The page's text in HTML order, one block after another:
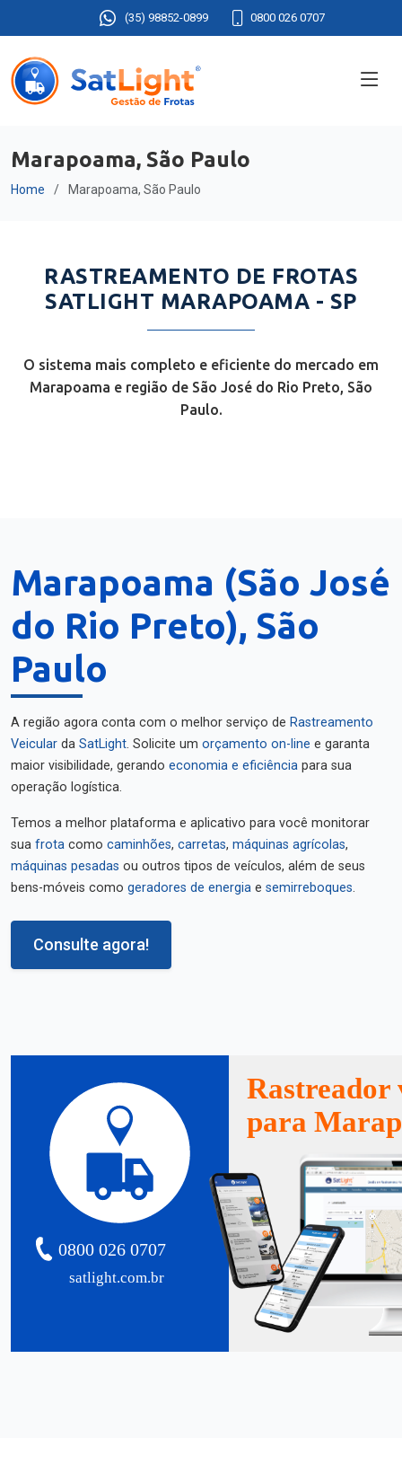
(35) 98852-0899 0800 026 0707
Marapoama, São Paulo
Home Marapoama, São Paulo
RASTREAMENTO DE FROTAS
SATLIGHT MARAPOAMA - SP
O sistema mais completo e eficiente do mercado em
Marapoama e região de São José do Rio Preto, São
Paulo.
Marapoama (São José
do Rio Preto), São
Paulo
A região agora conta com o melhor serviço de Rastreamento
Veicular da SatLight. Solicite um orçamento on-line e garanta
maior visibilidade, gerando economia e eficiência para sua
operação logística.
Temos a melhor plataforma e aplicativo para você monitorar
sua frota como caminhões, carretas, máquinas agrícolas,
máquinas pesadas ou outros tipos de veículos, além de seus
bens-móveis como geradores de energia e semirreboques.
Consulte agora!
satlight.com.br
0800 026 0707
Rastreador
para